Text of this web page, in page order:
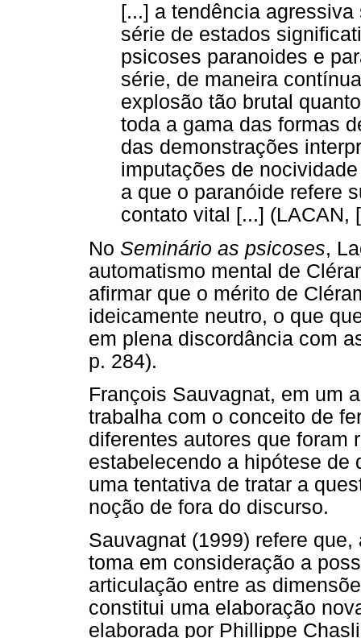
[...] a tendência
série de estados
psicoses paranoides e
série, de maneira
explosão tão brutal
toda a gama das formas
das demonstrações
imputações de
a que o paranóide refere
contato vital [...] (LACAN,
No Seminário as psicoses,
automatismo mental de
afirmar que o mérito de
ideicamente neutro, o que
em plena discordância com
p. 284).
François Sauvagnat, em um
trabalha com o conceito de
diferentes autores que foram
estabelecendo a hipótese de
uma tentativa de tratar a
noção de fora do discurso.
Sauvagnat (1999) refere
toma em consideração a
articulação entre as
constitui uma elaboração
elaborada por Phillippe